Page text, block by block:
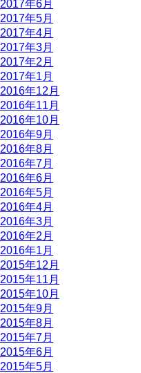
2017年6月
2017年5月
2017年4月
2017年3月
2017年2月
2017年1月
2016年12月
2016年11月
2016年10月
2016年9月
2016年8月
2016年7月
2016年6月
2016年5月
2016年4月
2016年3月
2016年2月
2016年1月
2015年12月
2015年11月
2015年10月
2015年9月
2015年8月
2015年7月
2015年6月
2015年5月